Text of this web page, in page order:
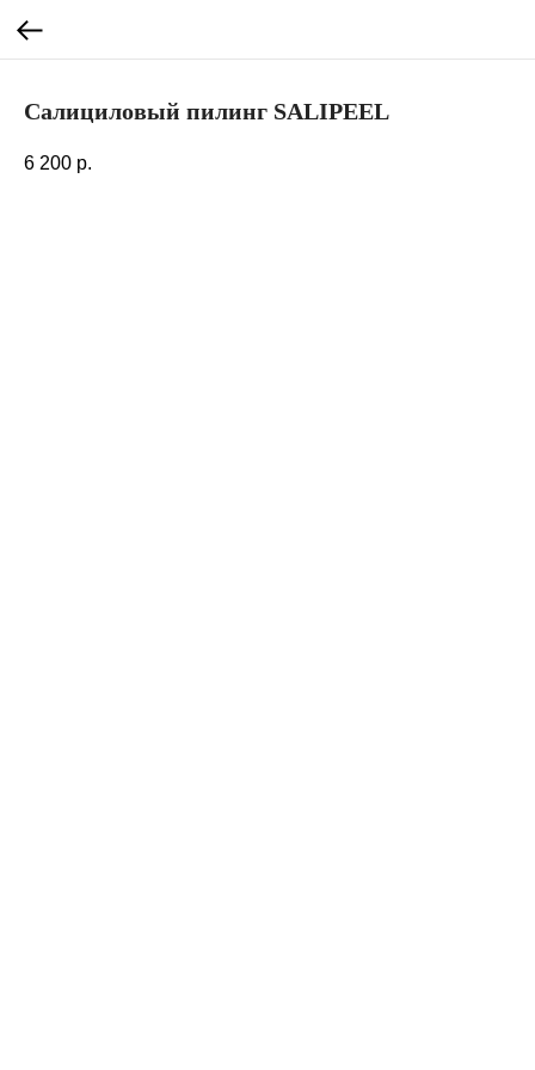
Салициловый пилинг SALIPEEL
6 200 р.